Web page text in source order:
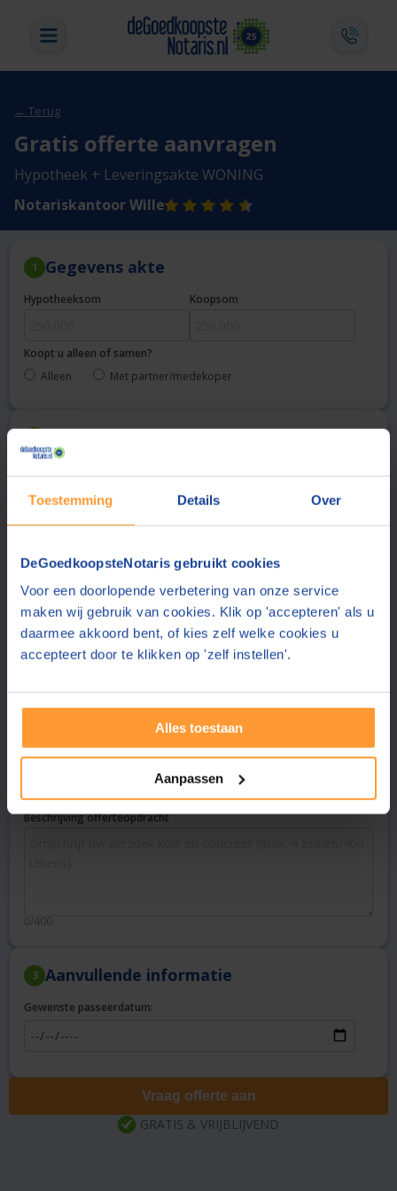
Toestemming Details Over
DeGoedkoopsteNotaris gebruikt cookies
Voor een doorlopende verbetering van onze service
maken wij gebruik van cookies. Klik op 'accepteren' als u
daarmee akkoord bent, of kies zelf welke cookies u
accepteert door te klikken op 'zelf instellen'.
Alles toestaan
Aanpassen
← Terug
Gratis offerte aanvragen
Hypotheek + Leveringsakte WONING
Notariskantoor Wille
1 Gegevens akte
Hypotheeksom Koopsom
Koopt u alleen of samen?
Alleen
Met partner/medekoper
De notaris stuurt de offerte aan dit e-mailadres
Telefoonnummer
Postcode
Plaats
Beschrijving offerteopdracht
0/400
3 Aanvullende informatie
Gewenste passeerdatum:
Vraag offerte aan
GRATIS & VRIJBLIJVEND